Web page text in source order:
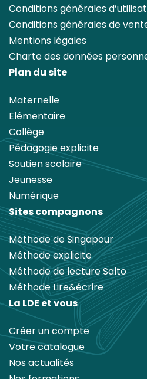
Conditions générales
Conditions générales de
Mentions légales
Charte des données
Plan du site
Maternelle
Elémentaire
Collège
Pédagogie explicite
Soutien scolaire
Jeunesse
Numérique
Sites compagnons
Méthode de Singapour
Méthode explicite
Méthode de lecture Salto
Méthode Lire&écrire
La LDE et vous
Créer un compte
Votre catalogue
Nos actualités